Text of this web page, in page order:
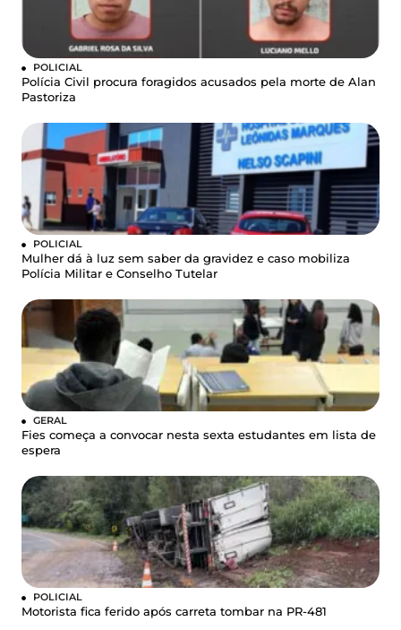
POLICIAL
Polícia Civil procura foragidos acusados pela morte de Alan
Pastoriza
POLICIAL
Mulher dá à luz sem saber da gravidez e caso mobiliza
Polícia Militar e Conselho Tutelar
GERAL
Fies começa a convocar nesta sexta estudantes em lista de
espera
POLICIAL
Motorista fica ferido após carreta tombar na PR-481